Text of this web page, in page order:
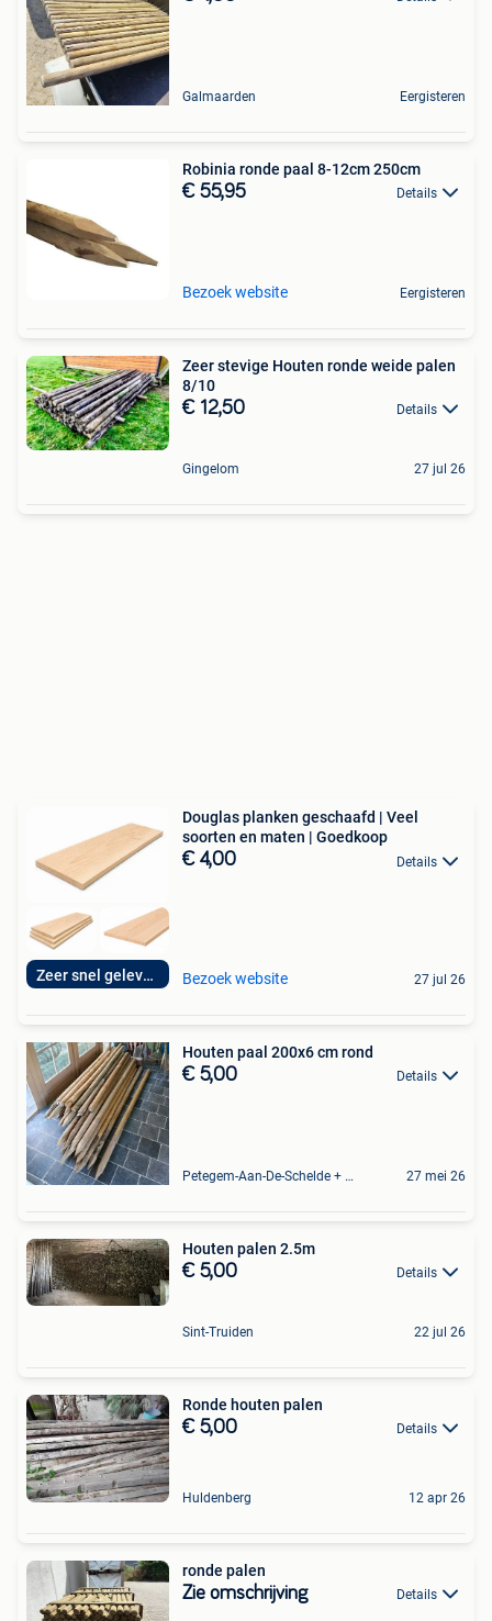
Galmaarden Eergisteren
Robinia ronde paal 8-12cm 250cm
€ 55,95 Details
Bezoek website Eergisteren
Zeer stevige Houten ronde weide palen
8/10
€ 12,50 Details
Gingelom 27 jul 26
Zeer snel geleverd
Douglas planken geschaafd | Veel
soorten en maten | Goedkoop
€ 4,00 Details
Bezoek website 27 jul 26
Houten paal 200x6 cm rond
€ 5,00 Details
Petegem-Aan-De-Schelde + Deel Van Oudenaarde 27 mei 26
Houten palen 2.5m
€ 5,00 Details
Sint-Truiden 22 jul 26
Ronde houten palen
€ 5,00 Details
Huldenberg 12 apr 26
ronde palen
Zie omschrijving Details